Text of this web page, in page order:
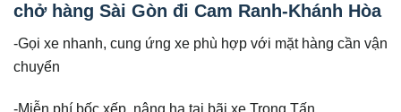
chở hàng Sài Gòn đi Cam Ranh-Khánh Hòa
-Gọi xe nhanh, cung ứng xe phù hợp với mặt hàng cần vận
chuyển
-Miễn phí bốc xếp, nâng hạ tại bãi xe Trọng Tấn